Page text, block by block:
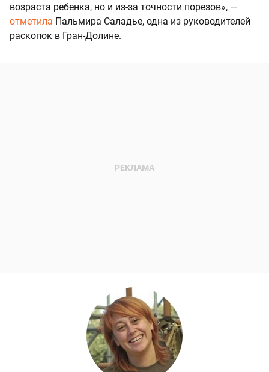
возраста ребенка, но и из-за точности порезов», —
отметила Пальмира Саладье, одна из руководителей
раскопок в Гран-Долине.